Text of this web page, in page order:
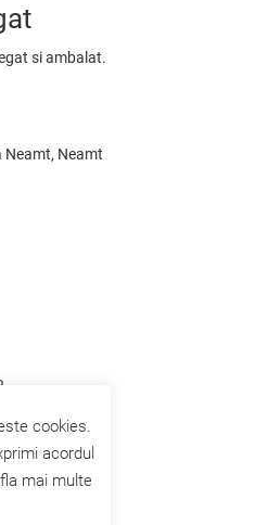
si ambalat.
Neamt, Neamt
cookies.
acordul
mai multe